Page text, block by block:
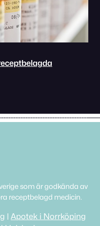
som är godkända av
receptbelagd medicin.
| Apotek i Norrköping